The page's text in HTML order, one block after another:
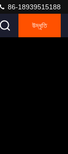
86-18939515188
উদ্ধৃতি